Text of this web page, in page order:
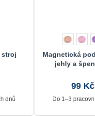
stroj
dnů
Magnetická
jehly a
99 Kč
Do 1–3